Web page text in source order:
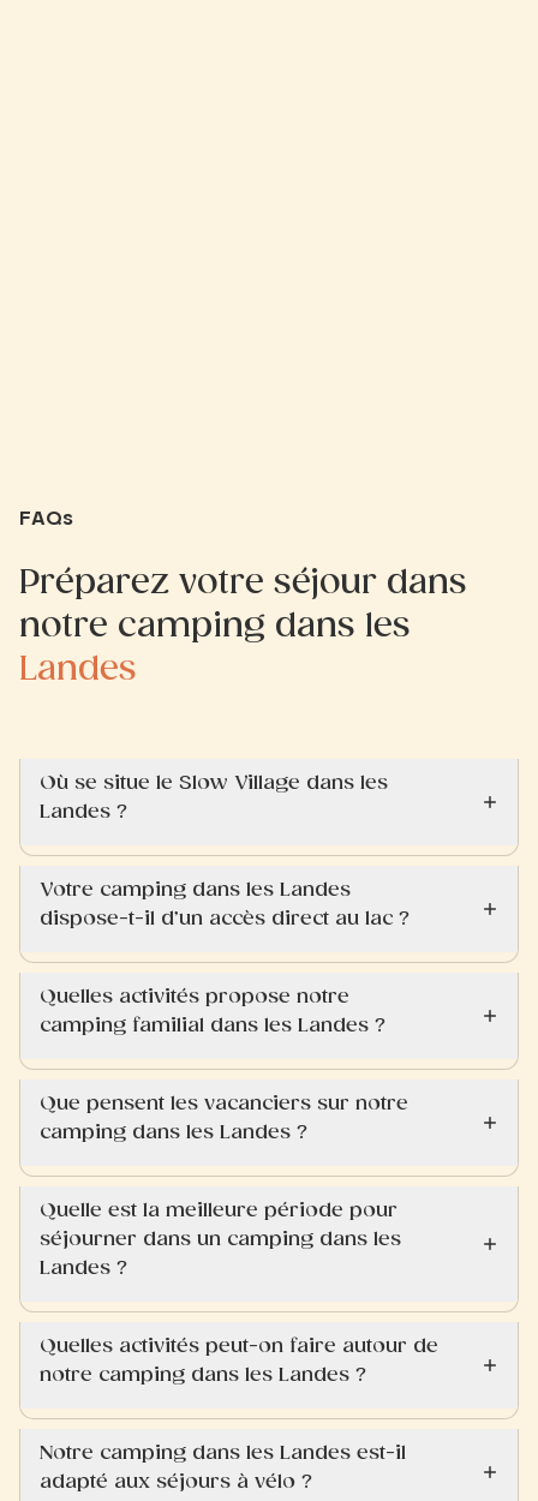
FAQs
Préparez votre séjour dans
notre camping dans les
Landes
Où se situe le Slow Village dans les
Landes ?
Votre camping dans les Landes
dispose-t-il d’un accès direct au lac ?
Quelles activités propose notre
camping familial dans les Landes ?
Que pensent les vacanciers sur notre
camping dans les Landes ?
Quelle est la meilleure période pour
séjourner dans un camping dans les
Landes ?
Quelles activités peut-on faire autour de
notre camping dans les Landes ?
Notre camping dans les Landes est-il
adapté aux séjours à vélo ?